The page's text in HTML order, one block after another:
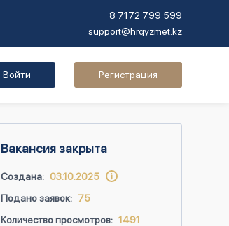
8 7172 799 599
support@hrqyzmet.kz
Войти Регистрация
Вакансия закрыта
Создана: 03.10.2025
Подано заявок: 75
Количество просмотров: 1491